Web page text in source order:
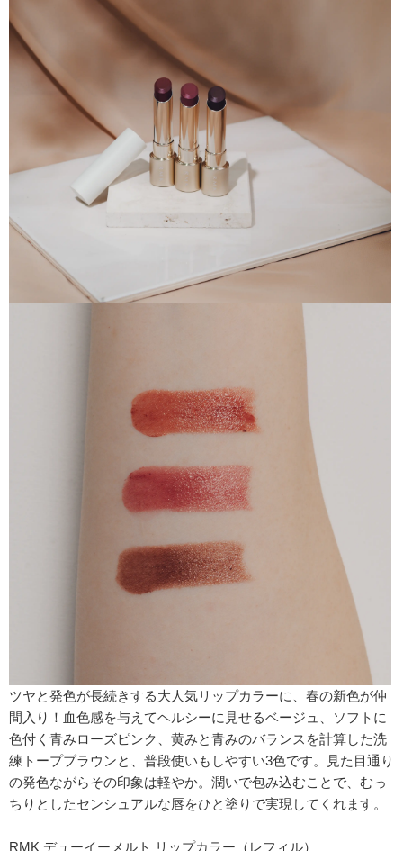
ツヤと発色が長続きする大人気リップカラーに、春の新色が仲
間入り！血色感を与えてヘルシーに見せるベージュ、ソフトに
色付く青みローズピンク、黄みと青みのバランスを計算した洗
練トープブラウンと、普段使いもしやすい3色です。見た目通り
の発色ながらその印象は軽やか。潤いで包み込むことで、むっ
ちりとしたセンシュアルな唇をひと塗りで実現してくれます。
RMK デューイーメルト リップカラー（レフィル）